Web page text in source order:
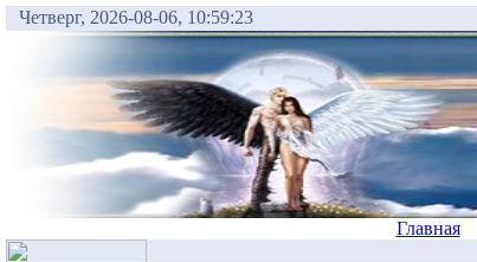
Четверг, 2026-08-06, 10:59:23
Главная